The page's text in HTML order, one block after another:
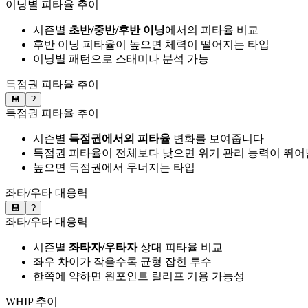
이닝별 피타율 추이
시즌별 초반/중반/후반 이닝에서의 피타율 비교
후반 이닝 피타율이 높으면 체력이 떨어지는 타입
이닝별 패턴으로 스태미나 분석 가능
득점권 피타율 추이
💾 ?
득점권 피타율 추이
시즌별 득점권에서의 피타율 변화를 보여줍니다
득점권 피타율이 전체보다 낮으면 위기 관리 능력이 뛰어
높으면 득점권에서 무너지는 타입
좌타/우타 대응력
💾 ?
좌타/우타 대응력
시즌별 좌타자/우타자상대 피타율 비교
좌우 차이가 작을수록 균형 잡힌 투수
한쪽에 약하면 원포인트 릴리프 기용 가능성
WHIP 추이